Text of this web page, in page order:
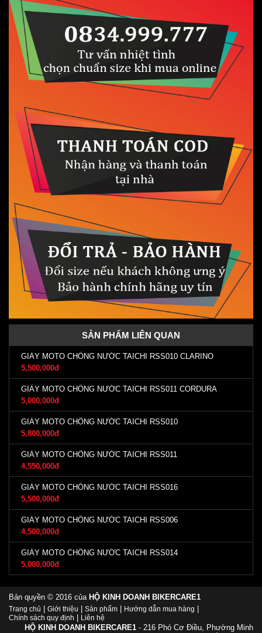
SẢN PHẨM LIÊN QUAN
GIÀY MOTO CHỐNG NƯỚC TAICHI RSS010 CLARINO
5,500,000đ
GIÀY MOTO CHỐNG NƯỚC TAICHI RSS011 CORDURA
5,000,000đ
GIÀY MOTO CHỐNG NƯỚC TAICHI RSS010
5,800,000đ
GIÀY MOTO CHỐNG NƯỚC TAICHI RSS011
4,550,000đ
GIÀY MOTO CHỐNG NƯỚC TAICHI RSS016
5,500,000đ
GIÀY MOTO CHỐNG NƯỚC TAICHI RSS006
4,500,000đ
GIÀY MOTO CHỐNG NƯỚC TAICHI RSS014
5,000,000đ
Bản quyền © 2016 của HỘ KINH DOANH BIKERCARE1
Trang chủ | Giới thiệu | Sản phẩm | Hướng dẫn mua hàng |
Chính sách quy định | Liên hệ
HỘ KINH DOANH BIKERCARE1 - 216 Phó Cơ Điều, Phường Minh